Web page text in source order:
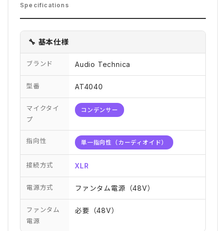
Specifications
🔧 基本仕様
ブランド Audio Technica
型番 AT4040
マイクタイ
プ
コンデンサー
指向性 単一指向性（カーディオイド）
接続方式 XLR
電源方式 ファンタム電源（48V）
ファンタム
電源
必要（48V）